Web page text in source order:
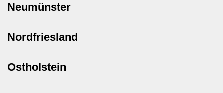
Neumünster
Nordfriesland
Ostholstein